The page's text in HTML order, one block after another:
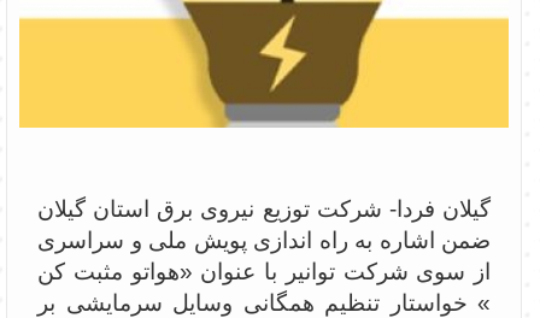
گیلان فردا- شرکت توزیع نیروی برق استان گیلان
ضمن اشاره به راه اندازی پویش ملی و سراسری
از سوی شرکت توانیر با عنوان «هواتو مثبت کن
» خواستار تنظیم همگانی وسایل سرمایشی بر